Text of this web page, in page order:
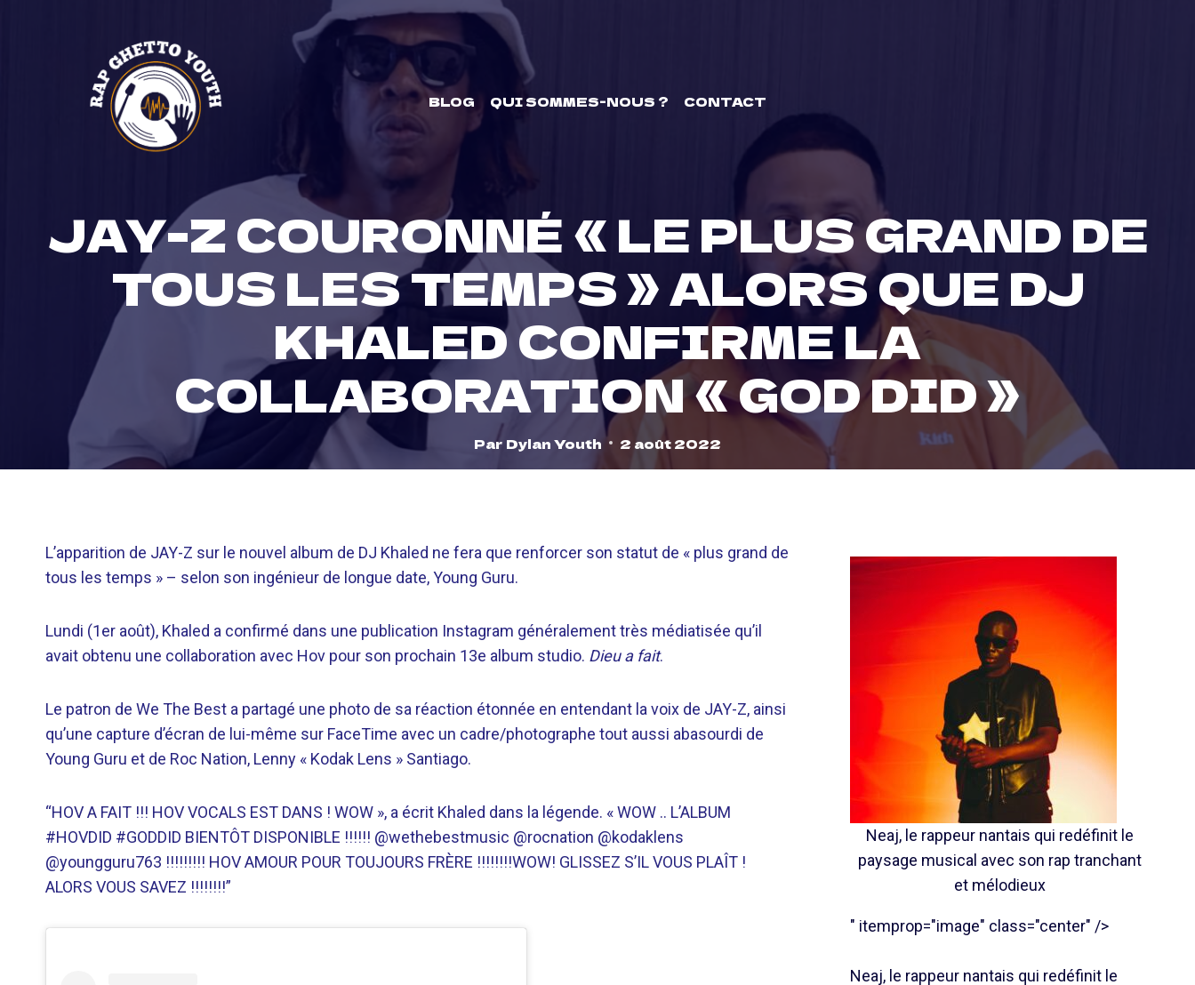
BLOG QUI SOMMES-NOUS ? CONTACT
JAY-Z COURONNÉ « LE PLUS GRAND DE
TOUS LES TEMPS » ALORS QUE DJ
KHALED CONFIRME LA
COLLABORATION « GOD DID »
Par Dylan Youth 2 août 2022
L’apparition de JAY-Z sur le nouvel album de DJ Khaled ne fera que renforcer son statut de « plus grand de
tous les temps » – selon son ingénieur de longue date, Young Guru.
Lundi (1er août), Khaled a confirmé dans une publication Instagram généralement très médiatisée qu’il
avait obtenu une collaboration avec Hov pour son prochain 13e album studio. Dieu a fait.
Le patron de We The Best a partagé une photo de sa réaction étonnée en entendant la voix de JAY-Z, ainsi
qu’une capture d’écran de lui-même sur FaceTime avec un cadre/photographe tout aussi abasourdi de
Young Guru et de Roc Nation, Lenny « Kodak Lens » Santiago.
“HOV A FAIT !!! HOV VOCALS EST DANS ! WOW », a écrit Khaled dans la légende. « WOW .. L’ALBUM
#HOVDID #GODDID BIENTÔT DISPONIBLE !!!!!! @wethebestmusic @rocnation @kodaklens
@youngguru763 !!!!!!!!! HOV AMOUR POUR TOUJOURS FRÈRE !!!!!!!!WOW! GLISSEZ S’IL VOUS PLAÎT !
ALORS VOUS SAVEZ !!!!!!!!”
Neaj, le rappeur nantais qui redéfinit le
paysage musical avec son rap tranchant
et mélodieux
" itemprop="image" class="center" />
Neaj, le rappeur nantais qui redéfinit le